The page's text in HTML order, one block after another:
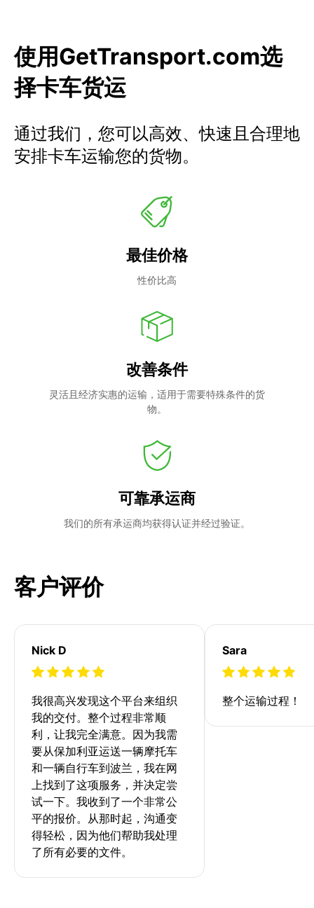
使用GetTransport.com选
择卡车货运
通过我们，您可以高效、快速且合理地
安排卡车运输您的货物。
最佳价格
性价比高
改善条件
灵活且经济实惠的运输，适用于需要特殊条件的货
物。
可靠承运商
我们的所有承运商均获得认证并经过验证。
客户评价
Nick D
我很高兴发现这个平台来组织
我的交付。整个过程非常顺
利，让我完全满意。因为我需
要从保加利亚运送一辆摩托车
和一辆自行车到波兰，我在网
上找到了这项服务，并决定尝
试一下。我收到了一个非常公
平的报价。从那时起，沟通变
得轻松，因为他们帮助我处理
了所有必要的文件。
Sara
整个运输过程！